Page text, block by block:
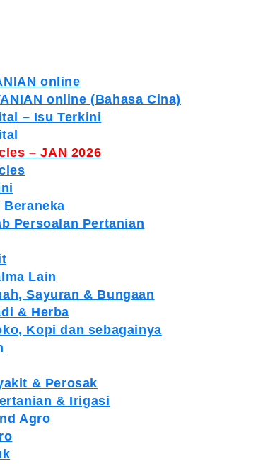
online
online (Bahasa Cina)
– Isu Terkini
– JAN 2026
Persoalan Pertanian
Lain
Sayuran & Bungaan
& Herba
Kopi dan sebagainya
& Perosak
& Irigasi
Agro